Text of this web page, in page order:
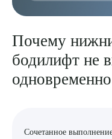
Почему
бодилифт не
одновременно
Сочетанное